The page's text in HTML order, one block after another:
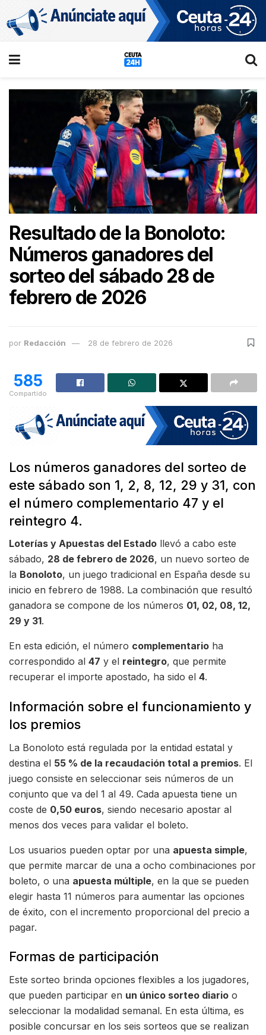
Resultado de la Bonoloto:
Números ganadores del
sorteo del sábado 28 de
febrero de 2026
por Redacción 28 de febrero de 2026
585
Compartido
Los números ganadores del sorteo de
este sábado son 1, 2, 8, 12, 29 y 31, con
el número complementario 47 y el
reintegro 4.
Loterías y Apuestas del Estado llevó a cabo este
sábado, 28 de febrero de 2026, un nuevo sorteo de
la Bonoloto, un juego tradicional en España desde su
inicio en febrero de 1988. La combinación que resultó
ganadora se compone de los números 01, 02, 08, 12,
29 y 31.
En esta edición, el número complementario ha
correspondido al 47 y el reintegro, que permite
recuperar el importe apostado, ha sido el 4.
Información sobre el funcionamiento y
los premios
La Bonoloto está regulada por la entidad estatal y
destina el 55 % de la recaudación total a premios. El
juego consiste en seleccionar seis números de un
conjunto que va del 1 al 49. Cada apuesta tiene un
coste de 0,50 euros, siendo necesario apostar al
menos dos veces para validar el boleto.
Los usuarios pueden optar por una apuesta simple,
que permite marcar de una a ocho combinaciones por
boleto, o una apuesta múltiple, en la que se pueden
elegir hasta 11 números para aumentar las opciones
de éxito, con el incremento proporcional del precio a
pagar.
Formas de participación
Este sorteo brinda opciones flexibles a los jugadores,
que pueden participar en un único sorteo diario o
seleccionar la modalidad semanal. En esta última, es
posible concursar en los seis sorteos que se realizan